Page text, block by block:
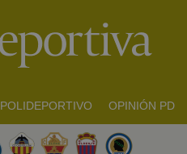
POLIDEPORTIVO OPINIÓN PD